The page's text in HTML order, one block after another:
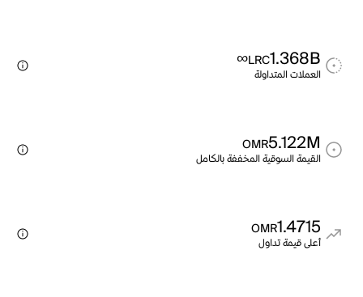
1.368B
LRC
∞
العملات المتداولة
5.122M
OMR
القيمة السوقية المخففة بالكامل
1.4715
OMR
أعلى قيمة تداول